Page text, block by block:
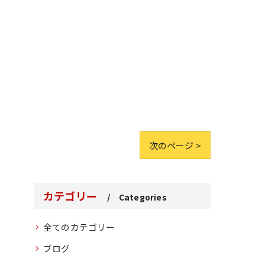
次のページ >
カテゴリー Categories
全てのカテゴリー
ブログ